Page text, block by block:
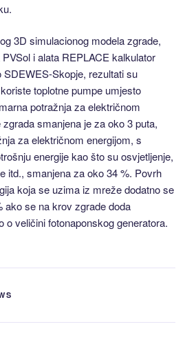
3D simulacionog modela zgrade,
i alata REPLACE kalkulator
SDEWES-Skopje, rezultati su
toplotne pumpe umjesto
potražnja za električnom
smanjena je za oko 3 puta,
za električnom energijom, s
energije kao što su osvjetljenje,
itd., smanjena za oko 34 %. Povrh
koja se uzima iz mreže dodatno se
ako se na krov zgrade doda
o veličini fotonaponskog generatora.